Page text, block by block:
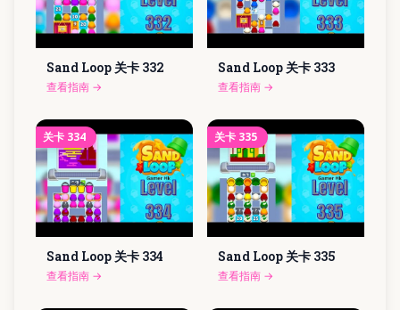
Sand Loop 关卡 332
查看指南 →
Sand Loop 关卡 333
查看指南 →
关卡 334
Sand Loop 关卡 334
查看指南 →
关卡 335
Sand Loop 关卡 335
查看指南 →